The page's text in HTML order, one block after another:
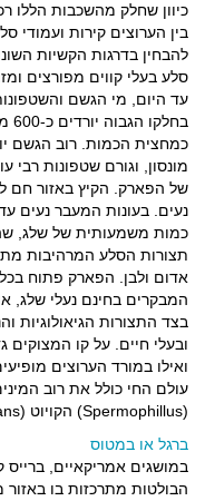
כיוון שחלק מהשכבות הללו
בין הערוצים קירות ועמודי
להבחין בדרגות הקשיות
סלע בעלי קווים מפורצים
עד היום, מי הגשם
כמחצית הכמות. רוב הגשם
מונסון, וגורם שטפונות
של הפארק. הקיץ באזור חם
נעים. בעונות המעבר נעים
כמות משמעותית של שלג,
תצורות הסלע המרהיבות
אדום ולבן. הפארק פתוח
המבקרים בחינם נעלי שלג,
בצד התצורות הגיאולוגיות
ובעלי חיים. על קו המצוקים
ואילו במורד הערוצים
עולם החי כולל את רוב
(Spermophillus) הקויוט (Canis latrans) ומגוון בעלי כנף.
ברגל או במטוס
במושגים אמריקאיים, ברייס
הבולטות מתרכזות בו